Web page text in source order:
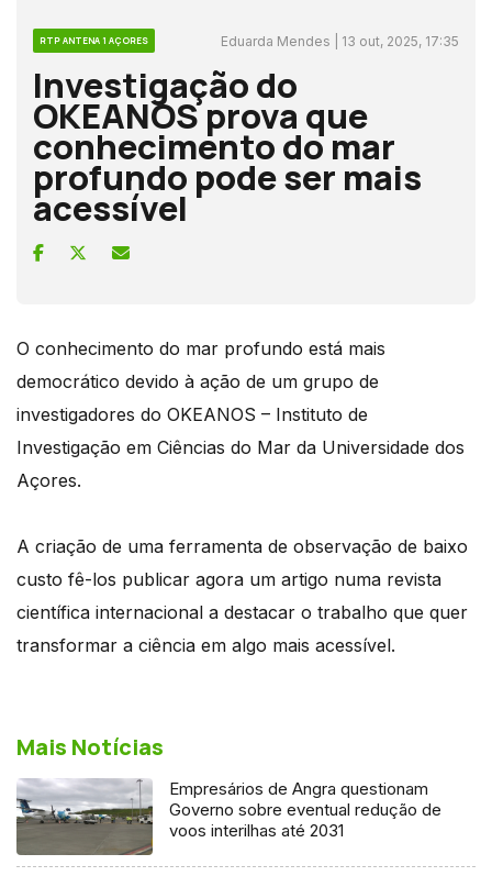
RTP ANTENA 1 AÇORES Eduarda Mendes | 13 out, 2025, 17:35
Investigação do
OKEANOS prova que
conhecimento do mar
profundo pode ser mais
acessível
O conhecimento do mar profundo está mais
democrático devido à ação de um grupo de
investigadores do OKEANOS – Instituto de
Investigação em Ciências do Mar da Universidade dos
Açores.
A criação de uma ferramenta de observação de baixo
custo fê-los publicar agora um artigo numa revista
científica internacional a destacar o trabalho que quer
transformar a ciência em algo mais acessível.
Mais Notícias
Empresários de Angra questionam
Governo sobre eventual redução de
voos interilhas até 2031